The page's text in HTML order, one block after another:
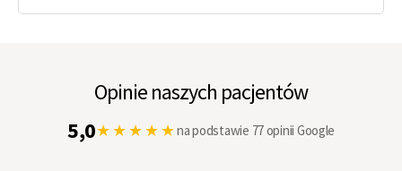
Opinie naszych pacjentów
5,0★★★★★na podstawie 77 opinii Google